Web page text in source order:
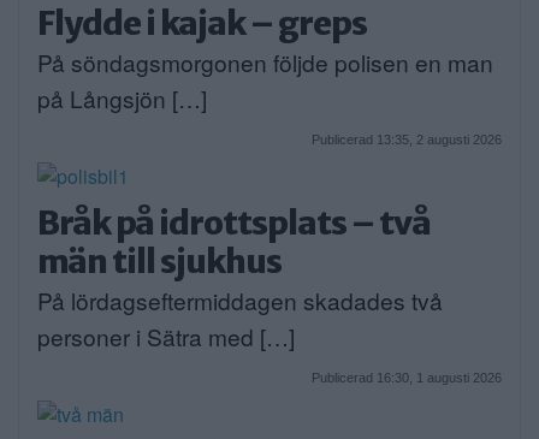
Flydde i kajak – greps
På söndagsmorgonen följde polisen en man
på Långsjön […]
Publicerad 13:35, 2 augusti 2026
Bråk på idrottsplats – två
män till sjukhus
På lördagseftermiddagen skadades två
personer i Sätra med […]
Publicerad 16:30, 1 augusti 2026